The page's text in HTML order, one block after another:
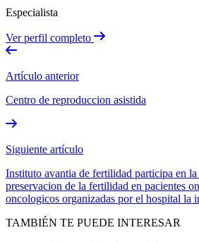
Especialista
Ver perfil completo
Artículo anterior
Centro de reproduccion asistida
Siguiente artículo
Instituto avantia de fertilidad participa en
preservacion de la fertilidad en pacientes
oncologicos organizadas por el hospital la
TAMBIÉN TE PUEDE INTERESAR